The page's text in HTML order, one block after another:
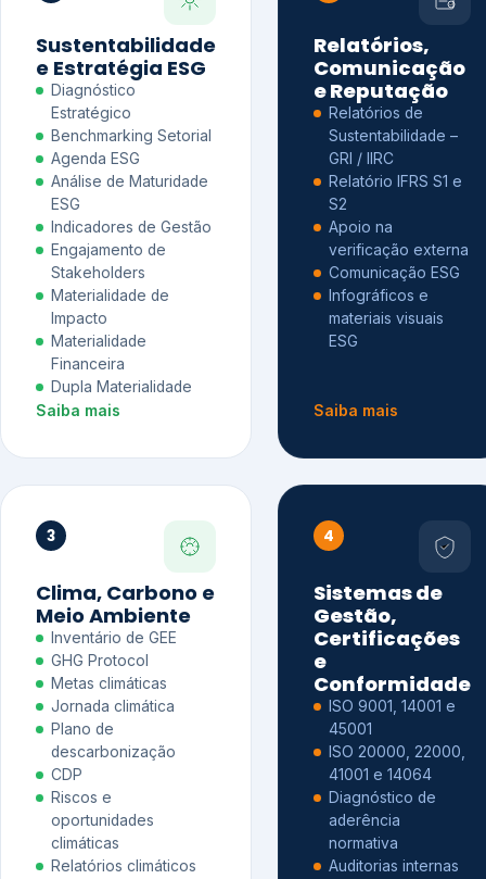
Sustentabilidade
e Estratégia ESG
Diagnóstico
Estratégico
Benchmarking Setorial
Agenda ESG
Análise de Maturidade
ESG
Indicadores de Gestão
Engajamento de
Stakeholders
Materialidade de
Impacto
Materialidade
Financeira
Dupla Materialidade
Saiba mais
Relatórios,
Comunicação
e Reputação
Relatórios de
Sustentabilidade –
GRI / IIRC
Relatório IFRS S1 e
S2
Apoio na
verificação externa
Comunicação ESG
Infográficos e
materiais visuais
ESG
Saiba mais
3
Clima, Carbono e
Meio Ambiente
Inventário de GEE
GHG Protocol
Metas climáticas
Jornada climática
Plano de
descarbonização
CDP
Riscos e
oportunidades
climáticas
Relatórios climáticos
4
Sistemas de
Gestão,
Certificações
e
Conformidade
ISO 9001, 14001 e
45001
ISO 20000, 22000,
41001 e 14064
Diagnóstico de
aderência
normativa
Auditorias internas